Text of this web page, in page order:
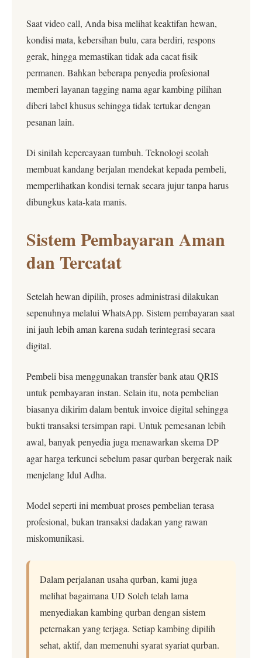
Saat video call, Anda bisa melihat keaktifan hewan,
kondisi mata, kebersihan bulu, cara berdiri, respons
gerak, hingga memastikan tidak ada cacat fisik
permanen. Bahkan beberapa penyedia profesional
memberi layanan tagging nama agar kambing pilihan
diberi label khusus sehingga tidak tertukar dengan
pesanan lain.
Di sinilah kepercayaan tumbuh. Teknologi seolah
membuat kandang berjalan mendekat kepada pembeli,
memperlihatkan kondisi ternak secara jujur tanpa harus
dibungkus kata-kata manis.
Sistem Pembayaran Aman
dan Tercatat
Setelah hewan dipilih, proses administrasi dilakukan
sepenuhnya melalui WhatsApp. Sistem pembayaran saat
ini jauh lebih aman karena sudah terintegrasi secara
digital.
Pembeli bisa menggunakan transfer bank atau QRIS
untuk pembayaran instan. Selain itu, nota pembelian
biasanya dikirim dalam bentuk invoice digital sehingga
bukti transaksi tersimpan rapi. Untuk pemesanan lebih
awal, banyak penyedia juga menawarkan skema DP
agar harga terkunci sebelum pasar qurban bergerak naik
menjelang Idul Adha.
Model seperti ini membuat proses pembelian terasa
profesional, bukan transaksi dadakan yang rawan
miskomunikasi.
Dalam perjalanan usaha qurban, kami juga
melihat bagaimana UD Soleh telah lama
menyediakan kambing qurban dengan sistem
peternakan yang terjaga. Setiap kambing dipilih
sehat, aktif, dan memenuhi syarat syariat qurban.